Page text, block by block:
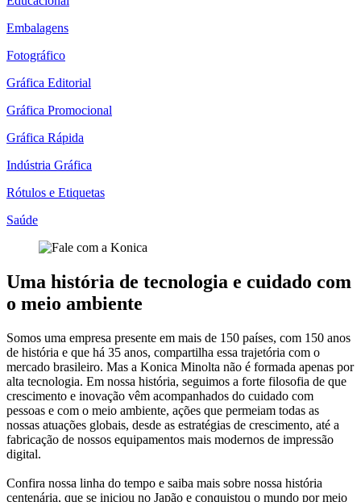
Embalagens
Fotográfico
Gráfica Editorial
Gráfica Promocional
Gráfica Rápida
Indústria Gráfica
Rótulos e Etiquetas
Saúde
Uma história de tecnologia e cuidado com
o meio ambiente
Somos uma empresa presente em mais de 150 países, com 150 anos
de história e que há 35 anos, compartilha essa trajetória com o
mercado brasileiro. Mas a Konica Minolta não é formada apenas por
alta tecnologia. Em nossa história, seguimos a forte filosofia de que
crescimento e inovação vêm acompanhados do cuidado com
pessoas e com o meio ambiente, ações que permeiam todas as
nossas atuações globais, desde as estratégias de crescimento, até a
fabricação de nossos equipamentos mais modernos de impressão
digital.
Confira nossa linha do tempo e saiba mais sobre nossa história
centenária, que se iniciou no Japão e conquistou o mundo por meio